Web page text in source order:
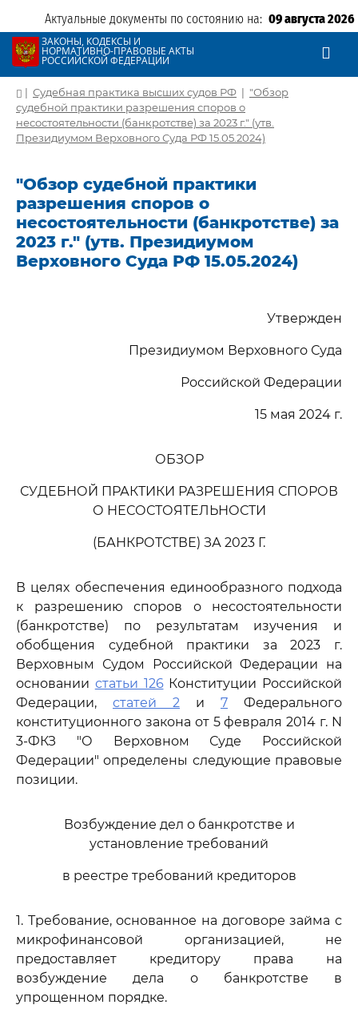
Актуальные документы по состоянию на: 09 августа 2026
ЗАКОНЫ, КОДЕКСЫ И
НОРМАТИВНО-ПРАВОВЫЕ АКТЫ
РОССИЙСКОЙ ФЕДЕРАЦИИ
| Судебная практика высших судов РФ | "Обзор
судебной практики разрешения споров о
несостоятельности (банкротстве) за 2023 г." (утв.
Президиумом Верховного Суда РФ 15.05.2024)
"Обзор судебной практики
разрешения споров о
несостоятельности (банкротстве) за
2023 г." (утв. Президиумом
Верховного Суда РФ 15.05.2024)
Утвержден
Президиумом Верховного Суда
Российской Федерации
15 мая 2024 г.
ОБЗОР
СУДЕБНОЙ ПРАКТИКИ РАЗРЕШЕНИЯ СПОРОВ
О НЕСОСТОЯТЕЛЬНОСТИ
(БАНКРОТСТВЕ) ЗА 2023 Г.
В целях обеспечения единообразного подхода
к разрешению споров о несостоятельности
(банкротстве) по результатам изучения и
обобщения судебной практики за 2023 г.
Верховным Судом Российской Федерации на
основании статьи 126Конституции Российской
Федерации, статей 2 и 7 Федерального
конституционного закона от 5 февраля 2014 г. N
3-ФКЗ "О Верховном Суде Российской
Федерации" определены следующие правовые
позиции.
Возбуждение дел о банкротстве и
установление требований
в реестре требований кредиторов
1. Требование, основанное на договоре займа с
микрофинансовой организацией, не
предоставляет кредитору права на
возбуждение дела о банкротстве в
упрощенном порядке.